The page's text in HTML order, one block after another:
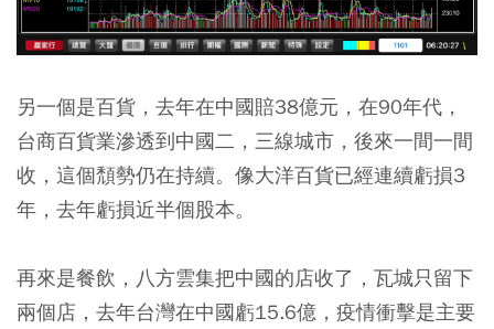
另一個是百貨，去年在中國賠38億元，在90年代，
台商百貨業滲透到中國二，三線城市，後來一間一間
收，這個頹勢仍在持續。像大洋百貨已經連續虧損3
年，去年虧損近半個股本。
再來是餐飲，八方雲集把中國的店收了，瓦城只留下
兩個店，去年台灣在中國虧15.6億，疫情衝擊是主要